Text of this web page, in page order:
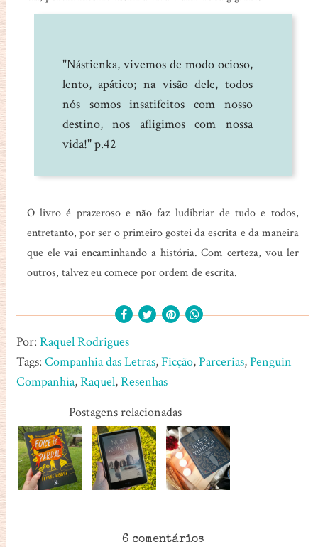
"Nástienka, vivemos de modo ocioso,
lento, apático; na visão dele, todos
nós somos insatifeitos com nosso
destino, nos afligimos com nossa
vida!" p.42
O livro é prazeroso e não faz ludibriar de tudo e todos,
entretanto, por ser o primeiro gostei da escrita e da maneira
que ele vai encaminhando a história. Com certeza, vou ler
outros, talvez eu comece por ordem de escrita.
Por: Raquel Rodrigues
Tags: Companhia das Letras,Ficção,Parcerias,Penguin
Companhia,Raquel,Resenhas
Postagens relacionadas
6 comentários